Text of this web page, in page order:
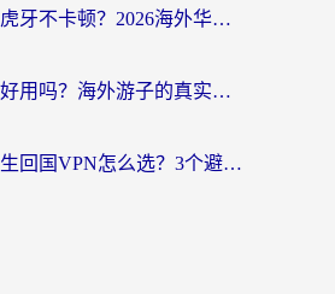
在国外怎么用虎牙不卡顿？2026海外华人亲测有效的回国加速器选择指南
斧牛和加速喵好用吗？海外游子的真实选择困境
马来西亚留学生回国VPN怎么选？3个避坑点+1款实测好用的加速器推荐